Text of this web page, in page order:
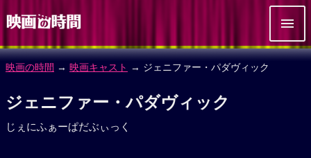
映画の時間 → 映画キャスト → ジェニファー・パダヴィック
ジェニファー・パダヴィック
じぇにふぁーぱだぶぃっく